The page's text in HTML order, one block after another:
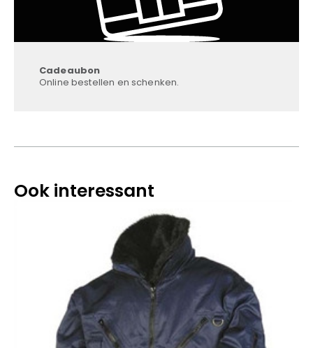
Cadeaubon
Online bestellen en schenken.
Ook interessant